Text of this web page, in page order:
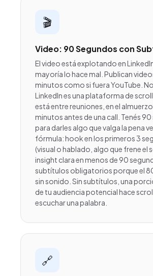
🎬
Video: 90 Segundos con
El video está explotando en
mayoría lo hace mal. Publican
minutos como si fuera YouTube. No
LinkedIn es una plataforma de
está entre reuniones, en el
minutos antes de una call. Tenés
para darles algo que valga la pena
fórmula: hook en los primeros 3
(visual o hablado, algo que frene el
insight clara en menos de 90
subtítulos obligatorios porque el
sin sonido. Sin subtítulos, una
de tu audiencia potencial hace
escuchar una palabra.
🔗